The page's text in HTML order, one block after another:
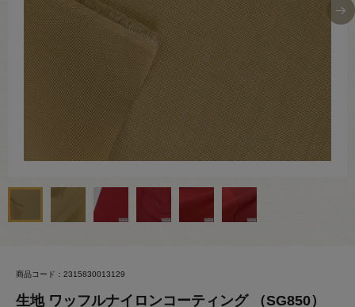
商品コード：2315830013129
生地 ワッフルナイロンコーティング （SG850）